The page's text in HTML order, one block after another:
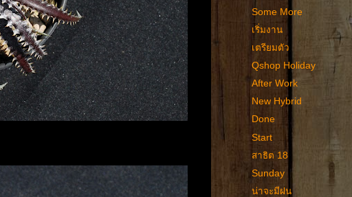
Some More
เริ่มงาน
เตรียมตัว
Qshop Holiday
After Work
New Hybrid
Done
Start
สาธิต 18
Sunday
น่าจะมีฝน